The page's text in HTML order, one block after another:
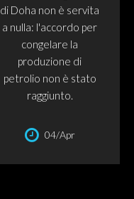
di Doha non è servita
a nulla: l'accordo per
congelare la
produzione di
petrolio non è stato
raggiunto.
04/Apr